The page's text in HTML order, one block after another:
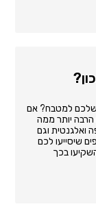
שלכם למטבח? אם
הרבה יותר ממה
ואלגנטית וגם
שיסייעו לכם
בכך